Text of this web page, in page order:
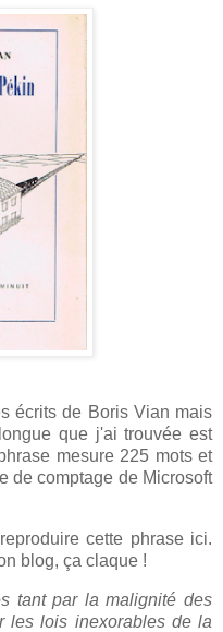
écrits de Boris Vian mais
que j'ai trouvée est
mesure 225 mots et
de comptage de Microsoft
cette phrase ici.
blog, ça claque !
tant par la malignité des
les lois inexorables de la